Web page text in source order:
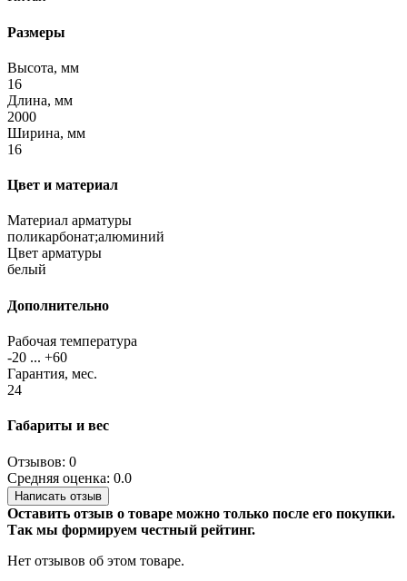
Размеры
Высота, мм
16
Длина, мм
2000
Ширина, мм
16
Цвет и материал
Материал арматуры
поликарбонат;алюминий
Цвет арматуры
белый
Дополнительно
Рабочая температура
-20 ... +60
Гарантия, мес.
24
Габариты и вес
Отзывов: 0
Средняя оценка: 0.0
Написать отзыв
Оставить отзыв о товаре можно только после его покупки.
Так мы формируем честный рейтинг.
Нет отзывов об этом товаре.